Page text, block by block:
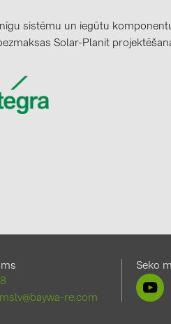
sistēmu un iegūtu
Solar-Planit
re.com
Seko